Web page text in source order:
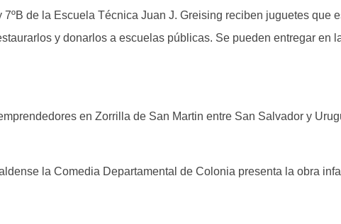
7ºB de la Escuela Técnica Juan J. Greising reciben juguetes que
y donarlos a escuelas públicas. Se pueden entregar en
en Zorrilla de San Martin entre San Salvador y
la Comedia Departamental de Colonia presenta la obra